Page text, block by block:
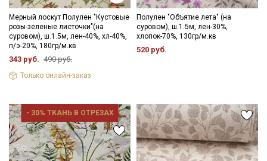
Мерный лоскут Полулен "Кустовые
розы-зеленые листочки"(на
суровом), ш.1.5м, лен-40%, хл-40%,
п/э-20%, 180гр/м.кв
343 руб. 490 руб.
Только онлайн-заказ
Полулен "Объятие лета" (на
суровом), ш.1.5м, лен-30%,
хлопок-70%, 130гр/м.кв
520 руб.
- 30% ТКАНЬ В ОТРЕЗАХ